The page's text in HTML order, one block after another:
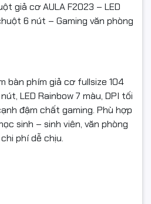
giả cơ AULA F2023 – LED
6 nút – Gaming văn phòng
bàn phím giả cơ fullsize 104
LED Rainbow 7 màu, DPI tối
đậm chất gaming. Phù hợp
sinh – sinh viên, văn phòng
phí dễ chịu.
ô mô tả ngắn)
– bàn phím fullsize 104 phím LED
DPI. Phù hợp game net, phòng
phòng thích phím LED đẹp, giá
#banphimgiaco
#comboGaming #phongnet